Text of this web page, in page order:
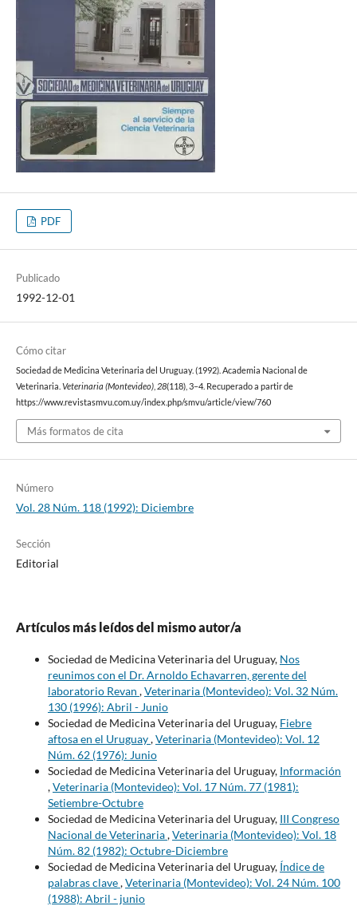
PDF
Publicado
1992-12-01
Cómo citar
Sociedad de Medicina Veterinaria del Uruguay. (1992). Academia Nacional de
Veterinaria. Veterinaria (Montevideo), 28(118), 3–4. Recuperado a partir de
https://www.revistasmvu.com.uy/index.php/smvu/article/view/760
Más formatos de cita
Número
Vol. 28 Núm. 118 (1992): Diciembre
Sección
Editorial
Artículos más leídos del mismo autor/a
Sociedad de Medicina Veterinaria del Uruguay, Nos
reunimos con el Dr. Arnoldo Echavarren, gerente del
laboratorio Revan ,Veterinaria (Montevideo): Vol. 32 Núm.
130 (1996): Abril - Junio
Sociedad de Medicina Veterinaria del Uruguay, Fiebre
aftosa en el Uruguay,Veterinaria (Montevideo): Vol. 12
Núm. 62 (1976): Junio
Sociedad de Medicina Veterinaria del Uruguay, Información
,Veterinaria (Montevideo): Vol. 17 Núm. 77 (1981):
Setiembre-Octubre
Sociedad de Medicina Veterinaria del Uruguay, III Congreso
Nacional de Veterinaria,Veterinaria (Montevideo): Vol. 18
Núm. 82 (1982): Octubre-Diciembre
Sociedad de Medicina Veterinaria del Uruguay, Índice de
palabras clave,Veterinaria (Montevideo): Vol. 24 Núm. 100
(1988): Abril - junio